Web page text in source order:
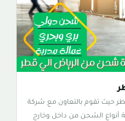
حيث تقوم بالتعاون مع شركة
أنواع الشحن من داخل وخارج